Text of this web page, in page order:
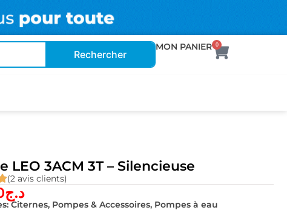
Rechercher
MON PANIER 0
LEO 3ACM 3T – Silencieuse
(2 avis clients)
د.ج
Citernes, Pompes & Accessoires, Pompes à eau